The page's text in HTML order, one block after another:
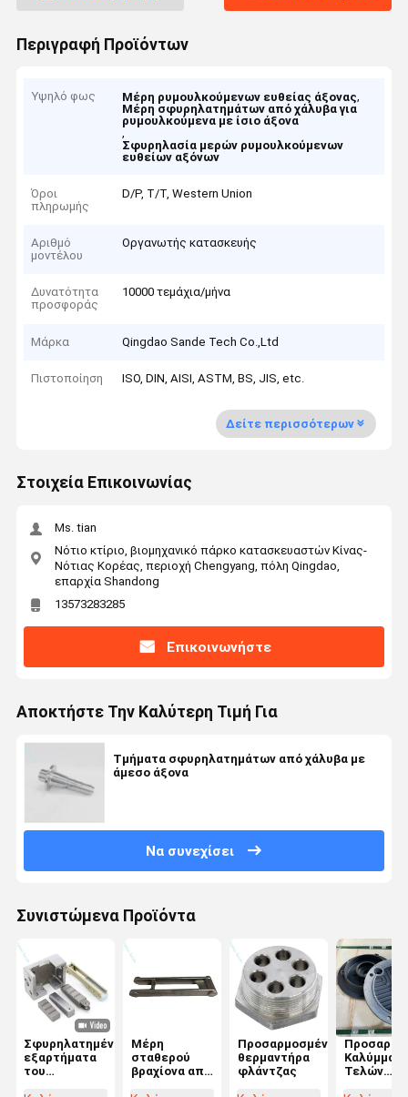
Περιγραφή Προϊόντων
Υψηλό φως Μέρη ρυμουλκούμενων ευθείας άξονας,
Μέρη σφυρηλατημάτων από χάλυβα για
ρυμουλκούμενα με ίσιο άξονα
,
Σφυρηλασία μερών ρυμουλκούμενων
ευθείων αξόνων
Όροι
πληρωμής
D/P, T/T, Western Union
Αριθμό
μοντέλου
Οργανωτής κατασκευής
Δυνατότητα
προσφοράς
10000 τεμάχια/μήνα
Μάρκα Qingdao Sande Tech Co.,Ltd
Πιστοποίηση ISO, DIN, AISI, ASTM, BS, JIS, etc.
Δείτε περισσότερων
Στοιχεία Επικοινωνίας
Ms. tian
Νότιο κτίριο, βιομηχανικό πάρκο κατασκευαστών Κίνας-
Νότιας Κορέας, περιοχή Chengyang, πόλη Qingdao,
επαρχία Shandong
13573283285
Επικοινωνήστε
Αποκτήστε Την Καλύτερη Τιμή Για
Τμήματα σφυρηλατημάτων από χάλυβα με
άμεσο άξονα
Να συνεχίσει
Συνιστώμενα Προϊόντα
Σφυρηλατημένα
εξαρτήματα
του
Μέρη
σταθερού
βραχίονα από
Προσαρμοσμένο
θερμαντήρα
φλάντζας
Τελών